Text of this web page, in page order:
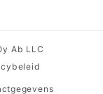
Ab LLC